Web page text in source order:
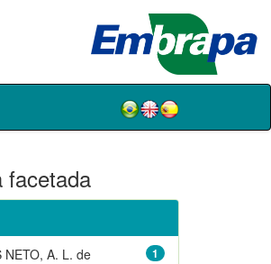
facetada
1
NETO, A. L. de